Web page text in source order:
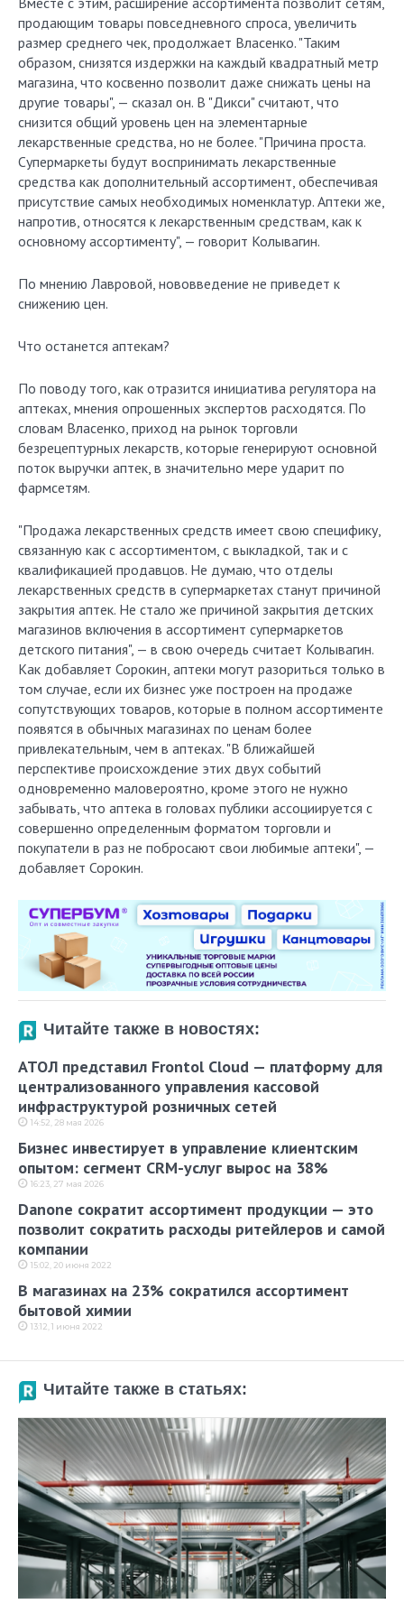
продающим товары повседневного спроса, увеличить
размер среднего чек, продолжает Власенко. "Таким
образом, снизятся издержки на каждый квадратный метр
магазина, что косвенно позволит даже снижать цены на
другие товары", — сказал он. В "Дикси" считают, что
снизится общий уровень цен на элементарные
лекарственные средства, но не более. "Причина проста.
Супермаркеты будут воспринимать лекарственные
средства как дополнительный ассортимент, обеспечивая
присутствие самых необходимых номенклатур. Аптеки же,
напротив, относятся к лекарственным средствам, как к
основному ассортименту", — говорит Колывагин.
По мнению Лавровой, нововведение не приведет к
снижению цен.
Что останется аптекам?
По поводу того, как отразится инициатива регулятора на
аптеках, мнения опрошенных экспертов расходятся. По
словам Власенко, приход на рынок торговли
безрецептурных лекарств, которые генерируют основной
поток выручки аптек, в значительно мере ударит по
фармсетям.
"Продажа лекарственных средств имеет свою специфику,
связанную как с ассортиментом, с выкладкой, так и с
квалификацией продавцов. Не думаю, что отделы
лекарственных средств в супермаркетах станут причиной
закрытия аптек. Не стало же причиной закрытия детских
магазинов включения в ассортимент супермаркетов
детского питания", — в свою очередь считает Колывагин.
Как добавляет Сорокин, аптеки могут разориться только в
том случае, если их бизнес уже построен на продаже
сопутствующих товаров, которые в полном ассортименте
появятся в обычных магазинах по ценам более
привлекательным, чем в аптеках. "В ближайшей
перспективе происхождение этих двух событий
одновременно маловероятно, кроме этого не нужно
забывать, что аптека в головах публики ассоциируется с
совершенно определенным форматом торговли и
покупатели в раз не побросают свои любимые аптеки", —
добавляет Сорокин.
Читайте также в новостях:
АТОЛ представил Frontol Cloud — платформу для
централизованного управления кассовой
инфраструктурой розничных сетей
14:52, 28 мая 2026
Бизнес инвестирует в управление клиентским
опытом: сегмент CRM-услуг вырос на 38%
16:23, 27 мая 2026
Danone сократит ассортимент продукции — это
позволит сократить расходы ритейлеров и самой
компании
15:02, 20 июня 2022
В магазинах на 23% сократился ассортимент
бытовой химии
13:12, 1 июня 2022
Читайте также в статьях: